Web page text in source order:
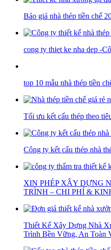
Báo giá nhà thép tiền chế
cong ty thiet ke nha dep -
top 10 mẫu nhà thép tiền
Tối ưu kết cấu thép theo
Công ty kết cấu thép nhà
XIN PHÉP XÂY DỰNG
TRÌNH – CHI PHÍ &
Thiết Kế Xây Dựng Nhà
Trình Bền Vững, An Toàn